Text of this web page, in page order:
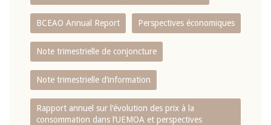
BCEAO Annual Report Perspectives économiques
Note trimestrielle de conjoncture
Note trimestrielle d‘information
Rapport annuel sur l‘évolution des prix à la
consommation dans l‘UEMOA et perspectives